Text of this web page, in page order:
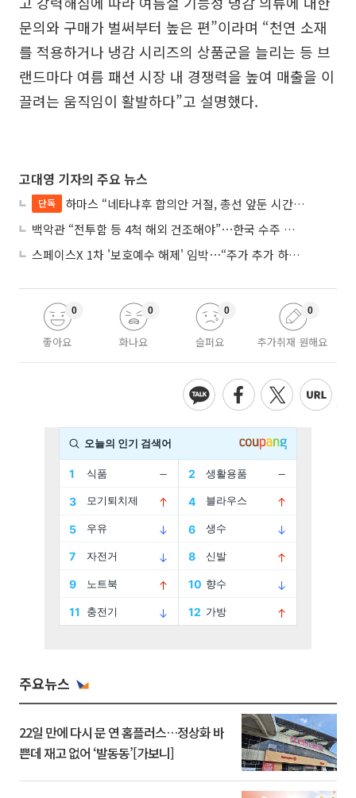
문의와 구매가 벌써부터 높은 편”이라며 “천연 소재
를 적용하거나 냉감 시리즈의 상품군을 늘리는 등 브
랜드마다 여름 패션 시장 내 경쟁력을 높여 매출을 이
끌려는 움직임이 활발하다”고 설명했다.
고대영 기자의 주요 뉴스
단독
하마스 “네타냐후 합의안 거절, 총선 앞둔 시간 끌기”
백악관 “전투함 등 4척 해외 건조해야”⋯한국 수주 기대
스페이스X 1차 '보호예수 해제' 임박⋯“주가 추가 하락 가능성”
좋아요
0
화나요
0
슬퍼요
0
추가취재 원해요
0
주요뉴스
22일 만에 다시 문 연 홈플러스…정상화 바
쁜데 재고 없어 ‘발동동’[가보니]